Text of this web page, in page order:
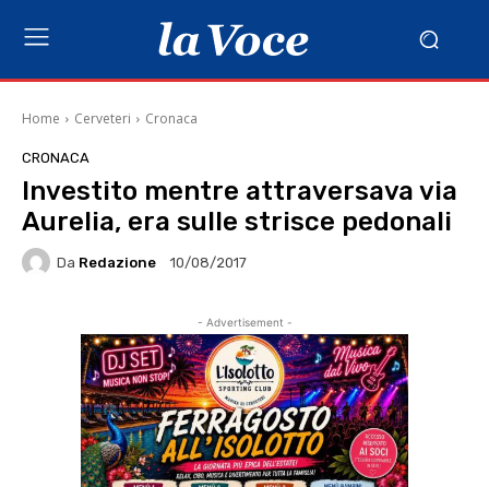
Home Cerveteri Cronaca
CRONACA
Investito mentre attraversava via
Aurelia, era sulle strisce pedonali
Da Redazione 10/08/2017
- Advertisement -